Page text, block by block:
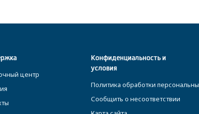
центр
Конфиденциальность и
условия
Политика обработки
Сообщить о несоответствии